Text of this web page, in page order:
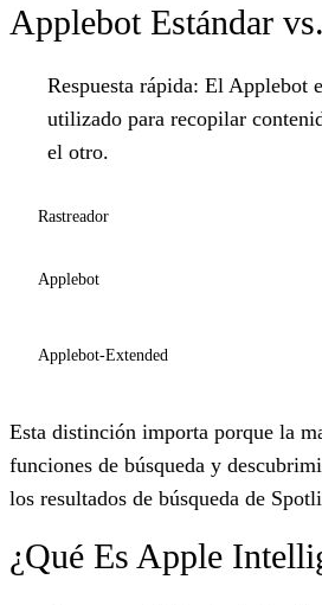
Applebot Estándar
Respuesta rápida: El Applebot
utilizado para recopilar
el otro.
Rastreador
Applebot
Applebot-Extended
Esta distinción importa porque la
funciones de búsqueda y
los resultados de búsqueda de
¿Qué Es Apple